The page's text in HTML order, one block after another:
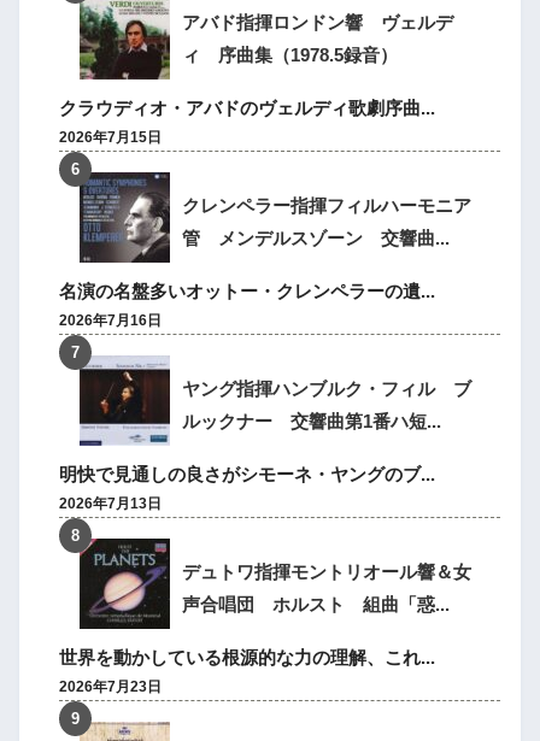
アバド指揮ロンドン響 ヴェルデ
ィ 序曲集（1978.5録音）
クラウディオ・アバドのヴェルディ歌劇序曲...
2026年7月15日
クレンペラー指揮フィルハーモニア
管 メンデルスゾーン 交響曲...
名演の名盤多いオットー・クレンペラーの遺...
2026年7月16日
ヤング指揮ハンブルク・フィル ブ
ルックナー 交響曲第1番ハ短...
明快で見通しの良さがシモーネ・ヤングのブ...
2026年7月13日
デュトワ指揮モントリオール響＆女
声合唱団 ホルスト 組曲「惑...
世界を動かしている根源的な力の理解、これ...
2026年7月23日